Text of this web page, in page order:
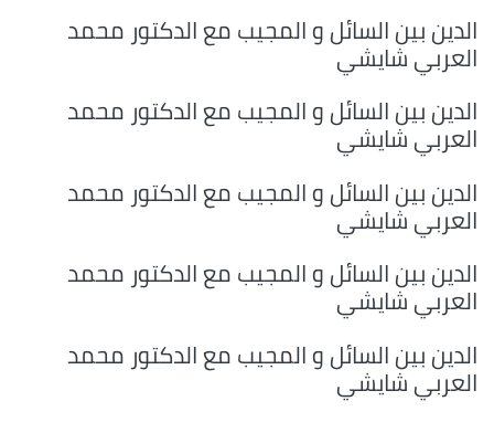
الدين بين السائل و المجيب مع الدكتور محمد
العربي شايشي
الدين بين السائل و المجيب مع الدكتور محمد
العربي شايشي
الدين بين السائل و المجيب مع الدكتور محمد
العربي شايشي
الدين بين السائل و المجيب مع الدكتور محمد
العربي شايشي
الدين بين السائل و المجيب مع الدكتور محمد
العربي شايشي